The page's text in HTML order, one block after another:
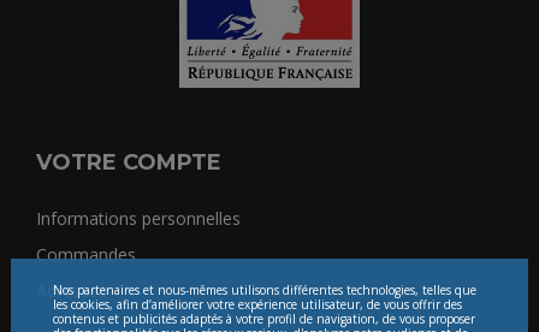
Nos partenaires et nous-mêmes utilisons différentes technologies, telles que
les cookies, afin d’améliorer votre expérience utilisateur, de vous offrir des
contenus et publicités adaptés à votre profil de navigation, de vous proposer
VOTRE COMPTE
Informations personnelles
Commandes
Adresses